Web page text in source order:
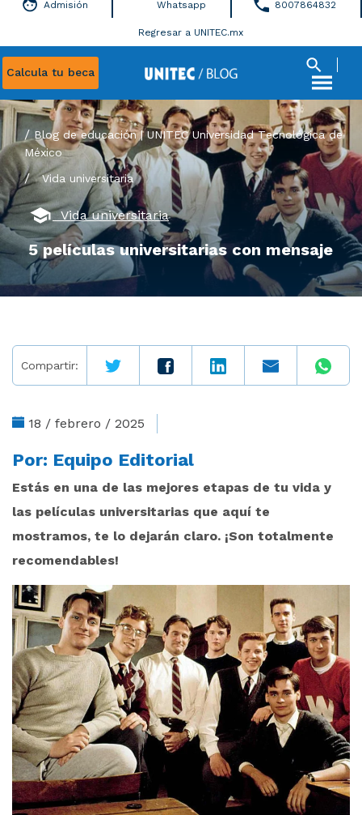
Calcula tu beca
Admisión Whatsapp 8007864832
Regresar a UNITEC.mx
Blog de educación | UNITEC Universidad Tecnológica de
México
/Vida universitaria
Vida universitaria
5 películas universitarias con mensaje
Compartir:
18 / febrero / 2025
Por: Equipo Editorial
Estás en una de las mejores etapas de tu vida y
las películas universitarias que aquí te
mostramos, te lo dejarán claro. ¡Son totalmente
recomendables!